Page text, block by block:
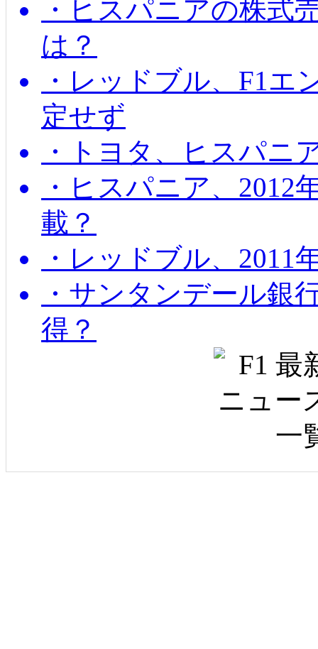
・ヒスパニアの株式
は？
・レッドブル、F1エ
定せず
・トヨタ、ヒスパニ
・ヒスパニア、2012
載？
・レッドブル、2011
・サンタンデール銀
得？